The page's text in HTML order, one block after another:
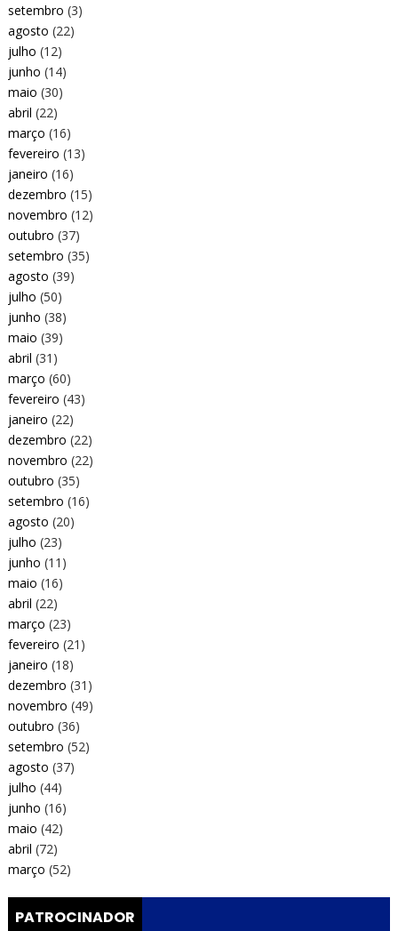
setembro (3)
agosto (22)
julho (12)
junho (14)
maio (30)
abril (22)
março (16)
fevereiro (13)
janeiro (16)
dezembro (15)
novembro (12)
outubro (37)
setembro (35)
agosto (39)
julho (50)
junho (38)
maio (39)
abril (31)
março (60)
fevereiro (43)
janeiro (22)
dezembro (22)
novembro (22)
outubro (35)
setembro (16)
agosto (20)
julho (23)
junho (11)
maio (16)
abril (22)
março (23)
fevereiro (21)
janeiro (18)
dezembro (31)
novembro (49)
outubro (36)
setembro (52)
agosto (37)
julho (44)
junho (16)
maio (42)
abril (72)
março (52)
PATROCINADOR